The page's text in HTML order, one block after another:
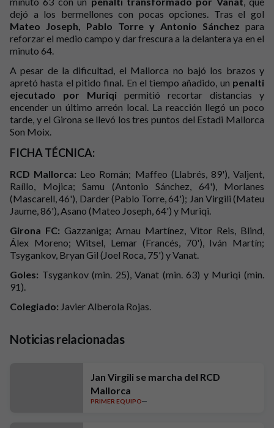
dejó a los bermellones con pocas opciones. Tras el gol
Mateo Joseph, Pablo Torre y Antonio Sánchez para
reforzar el medio campo y dar frescura a la delantera ya en el
minuto 64.
A pesar de la dificultad, el Mallorca no bajó los brazos y
apretó hasta el pitido final. En el tiempo añadido, un penalti
ejecutado por Muriqi permitió recortar distancias y
encender un último arreón local. La reacción llegó un poco
tarde, y el Girona se llevó los tres puntos del Estadi Mallorca
Son Moix.
FICHA TÉCNICA:
RCD Mallorca: Leo Román; Maffeo (Llabrés, 89'), Valjent,
Raíllo, Mojica; Samu (Antonio Sánchez, 64'), Morlanes
(Mascarell, 46'), Darder (Pablo Torre, 64'); Jan Virgili (Mateu
Jaume, 86'), Asano (Mateo Joseph, 64') y Muriqi.
Girona FC: Gazzaniga; Arnau Martínez, Vitor Reis, Blind,
Álex Moreno; Witsel, Lemar (Francés, 70'), Iván Martín;
Tsygankov, Bryan Gil (Joel Roca, 75') y Vanat.
Goles: Tsygankov (min. 25), Vanat (min. 63) y Muriqi (min.
91).
Colegiado: Javier Alberola Rojas.
Noticias relacionadas
Jan Virgili se marcha del RCD
Mallorca
PRIMER EQUIPO